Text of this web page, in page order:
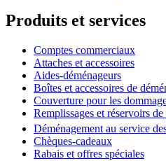
Produits et services
Comptes commerciaux
Attaches et accessoires
Aides-déménageurs
Boîtes et accessoires de
Couverture pour les
Remplissages et réservoirs
Déménagement au service
Chèques-cadeaux
Rabais et offres spéciales